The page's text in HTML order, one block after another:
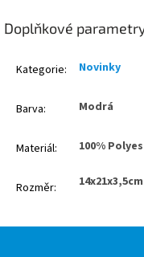
Doplňkové
Kategorie: Novinky
Barva: Modrá
Materiál: 100%
Rozměr: 14x21x3,5cm